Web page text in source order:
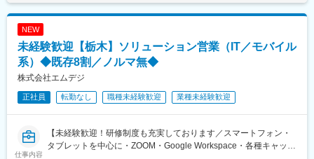
変更の範囲：会社の定める業務
チームワークを重視し、店舗間で情報を共有する文化がありま
す。少数体制のため現場の声が届きやすく、判断を運営に反映し
やすい環境です。
■キャリア
を管理します。3年後には中長期計画や人員計画にも関わります。
複数拠点の管理経験を、経営管理に近い実務へ広げられます。
NEW
未経験歓迎【栃木】ソリューション営業（IT／モバイル
系）◆既存8割／ノルマ無◆
株式会社エムデジ
正社員 転勤なし 職種未経験歓迎 業種未経験歓迎
仕事内容
【未経験歓迎！研修制度も充実しております／スマートフォン・
タブレットを中心に・ZOOM・Google Workspace・各種キャッシ